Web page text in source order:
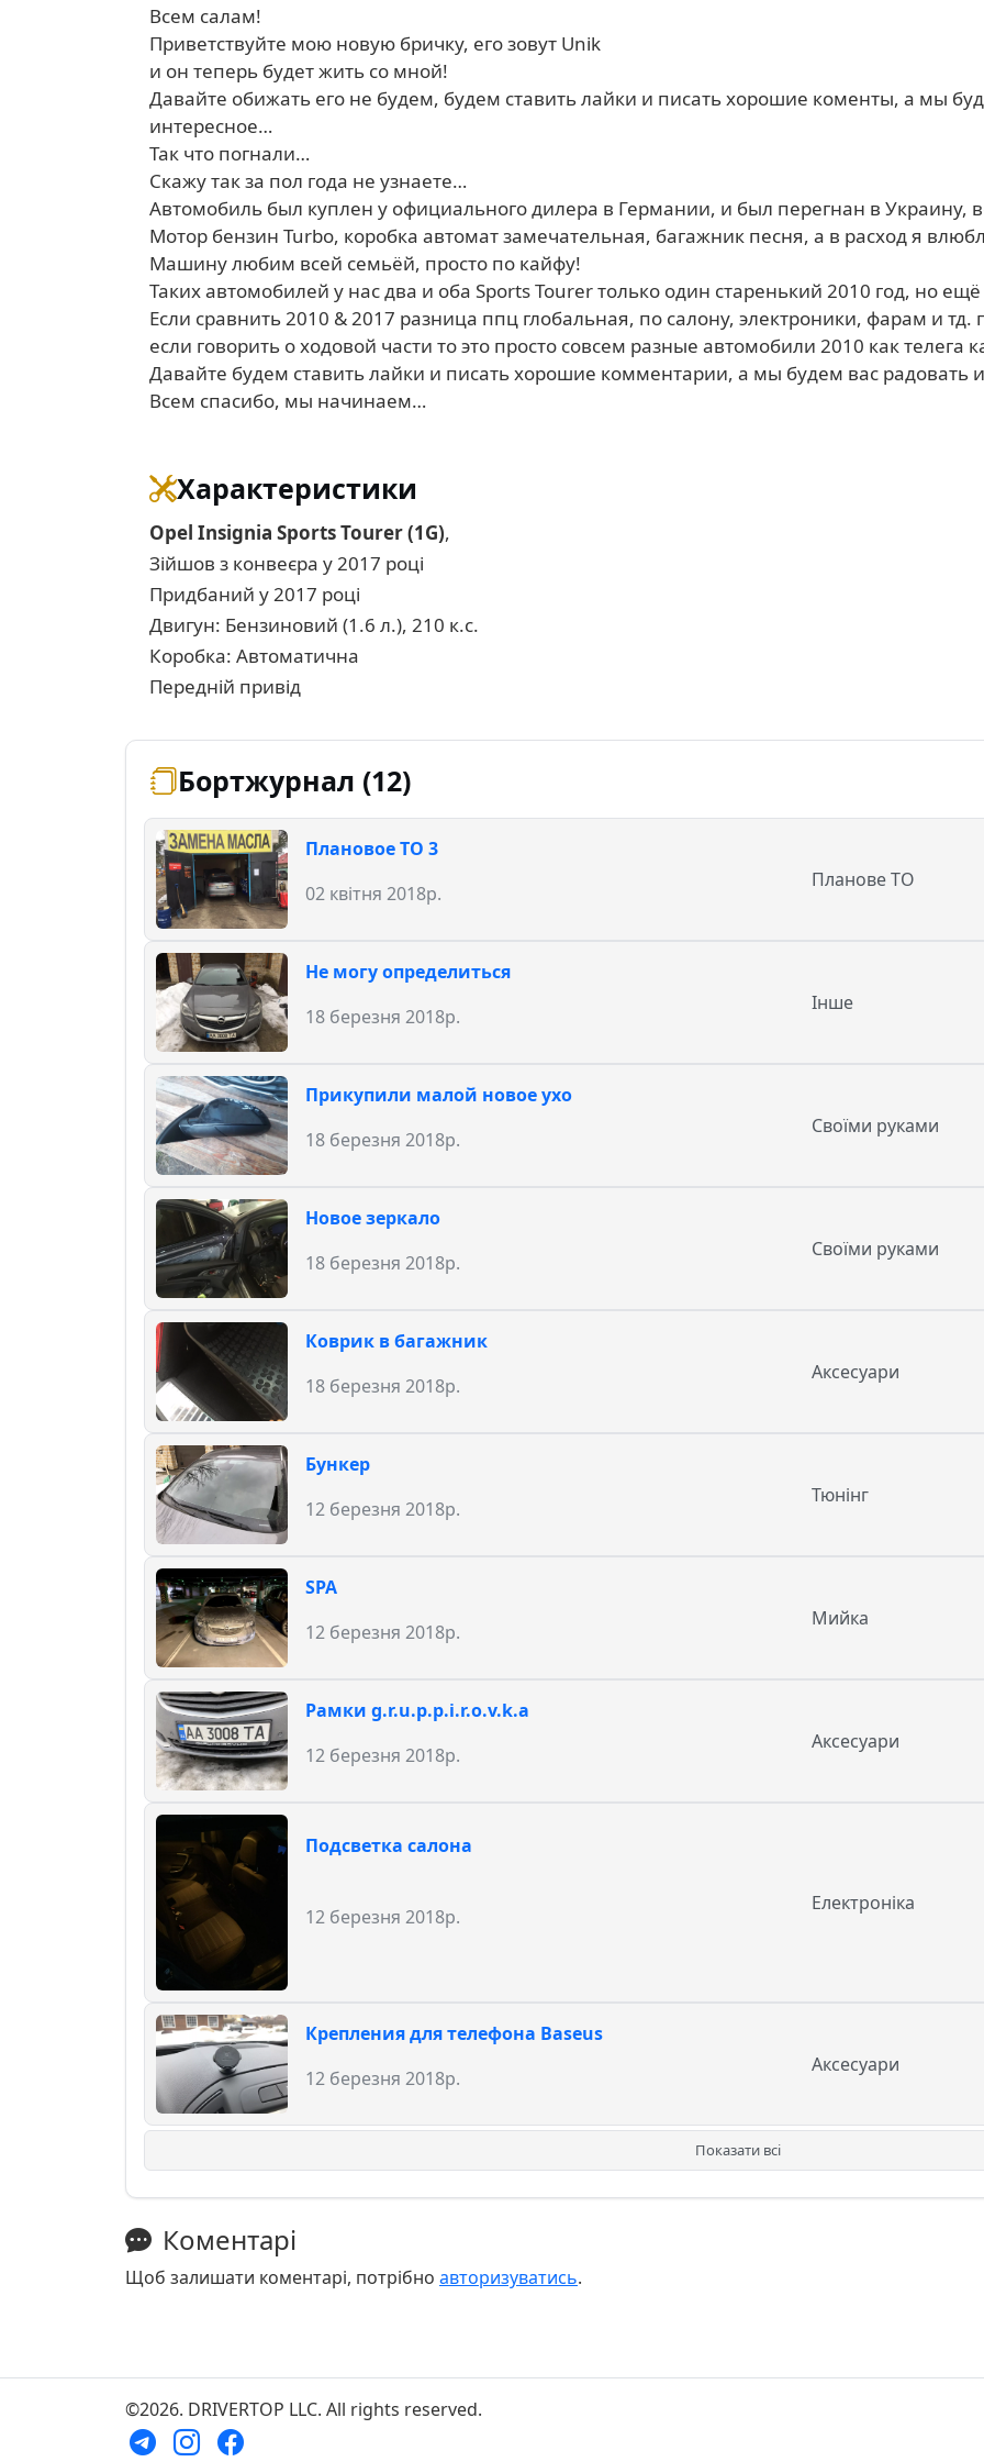
Всем салам!
Приветствуйте мою новую бричку, его зовут Unik
и он теперь будет жить со мной!
Давайте обижать его не будем, будем ставить лайки и писать хорошие коменты, а мы
интересное…
Так что погнали…
Скажу так за пол года не узнаете…
Автомобиль был куплен у официального дилера в Германии, и был перегнан в Украину,
Мотор бензин Turbo, коробка автомат замечательная, багажник песня, а в расход я
Машину любим всей семьёй, просто по кайфу!
Таких автомобилей у нас два и оба Sports Tourer только один старенький 2010 год, но
Если сравнить 2010 & 2017 разница ппц глобальная, по салону, электроники, фарам и
если говорить о ходовой части то это просто совсем разные автомобили 2010 как телега
Давайте будем ставить лайки и писать хорошие комментарии, а мы будем вас
Всем спасибо, мы начинаем…
Характеристики
Opel Insignia Sports Tourer (1G),
Зійшов з конвеєра у 2017 році
Придбаний у 2017 році
Двигун: Бензиновий (1.6 л.), 210 к.с.
Коробка: Автоматична
Передній привід
Бортжурнал (12)
Плановое ТО 3
02 квітня 2018р.
Планове ТО
Не могу определиться
18 березня 2018р.
Інше
Прикупили малой новое ухо
18 березня 2018р.
Своїми руками
Новое зеркало
18 березня 2018р.
Своїми руками
Коврик в багажник
18 березня 2018р.
Аксесуари
Бункер
12 березня 2018р.
Тюнінг
SPA
12 березня 2018р.
Мийка
Рамки g.r.u.p.p.i.r.о.v.k.a
12 березня 2018р.
Аксесуари
Подсветка салона
12 березня 2018р.
Електроніка
Крепления для телефона Baseus
12 березня 2018р.
Аксесуари
Показати всі
Коментарі
Щоб залишати коментарі, потрібно авторизуватись.
©2026. DRIVERTOP LLC. All rights reserved.